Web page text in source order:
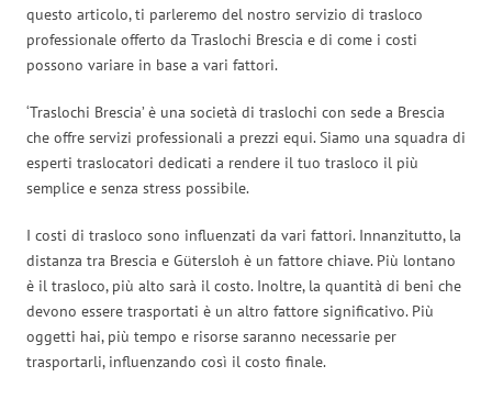
questo articolo, ti parleremo del nostro servizio di trasloco
professionale offerto da Traslochi Brescia e di come i costi
possono variare in base a vari fattori.
‘Traslochi Brescia’ è una società di traslochi con sede a Brescia
che offre servizi professionali a prezzi equi. Siamo una squadra di
esperti traslocatori dedicati a rendere il tuo trasloco il più
semplice e senza stress possibile.
I costi di trasloco sono influenzati da vari fattori. Innanzitutto, la
distanza tra Brescia e Gütersloh è un fattore chiave. Più lontano
è il trasloco, più alto sarà il costo. Inoltre, la quantità di beni che
devono essere trasportati è un altro fattore significativo. Più
oggetti hai, più tempo e risorse saranno necessarie per
trasportarli, influenzando così il costo finale.